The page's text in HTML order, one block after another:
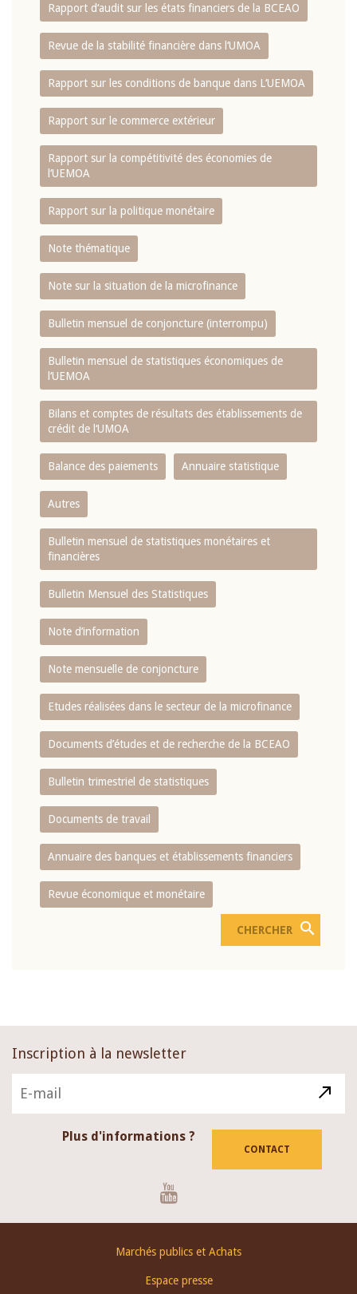
Rapport d‘audit sur les états financiers de la BCEAO
Revue de la stabilité financière dans l‘UMOA
Rapport sur les conditions de banque dans L‘UEMOA
Rapport sur le commerce extérieur
Rapport sur la compétitivité des économies de
l‘UEMOA
Rapport sur la politique monétaire
Note thématique
Note sur la situation de la microfinance
Bulletin mensuel de conjoncture (interrompu)
Bulletin mensuel de statistiques économiques de
l‘UEMOA
Bilans et comptes de résultats des établissements de
crédit de l‘UMOA
Balance des paiements Annuaire statistique
Autres
Bulletin mensuel de statistiques monétaires et
financières
Bulletin Mensuel des Statistiques
Note d’information
Note mensuelle de conjoncture
Etudes réalisées dans le secteur de la microfinance
Documents d’études et de recherche de la BCEAO
Bulletin trimestriel de statistiques
Documents de travail
Annuaire des banques et établissements financiers
Revue économique et monétaire
Inscription à la newsletter
Plus d'informations ?
CONTACT
Marchés publics et Achats
Espace presse